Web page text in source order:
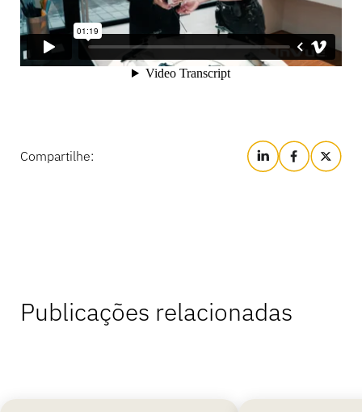
Compartilhe:
Publicações relacionadas